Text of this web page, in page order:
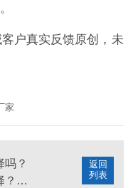
户真实反馈原创，未
家
返回
列表
吗？
水溶肥厂家如何正确选择？主要看以下三点